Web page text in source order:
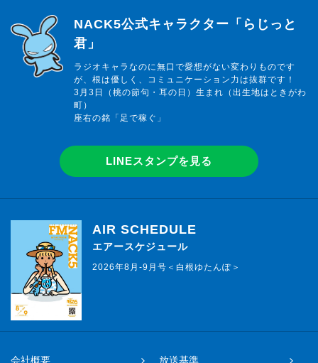
らじっと君
NACK5公式キャラクター「らじっと
君」
ラジオキャラなのに無口で愛想がない変わりものです
が、根は優しく、コミュニケーション力は抜群です！
3月3日（桃の節句・耳の日）生まれ（出生地はときがわ
町）
座右の銘「足で稼ぐ」
LINEスタンプを見る
AIR SCHEDULE
エアースケジュール
2026年8月-9月号＜白根ゆたんぽ＞
会社概要 放送基準